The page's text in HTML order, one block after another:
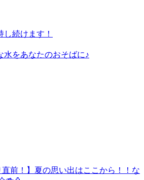
続けます！
水をあなたのおそばに♪
有